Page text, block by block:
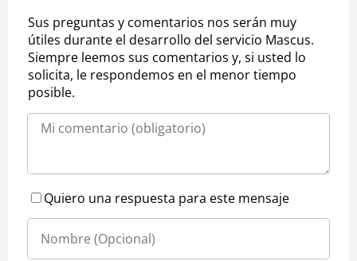
Sus preguntas y comentarios nos serán muy
útiles durante el desarrollo del servicio Mascus.
Siempre leemos sus comentarios y, si usted lo
solicita, le respondemos en el menor tiempo
posible.
Quiero una respuesta para este mensaje